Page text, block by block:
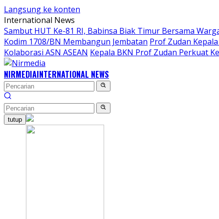
Langsung ke konten
International News
Sambut HUT Ke-81 RI, Babinsa Biak Timur Bersama
Kodim 1708/BN Membangun Jembatan Prof Zudan
Kolaborasi ASN ASEAN Kepala BKN Prof Zudan Perkuat
NIRMEDIAINTERNATIONAL NEWS
tutup